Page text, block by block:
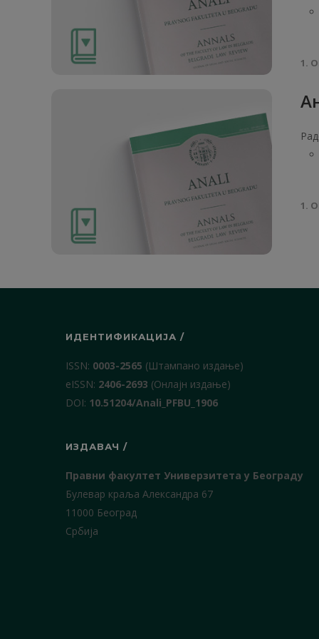
1.
1.
ИДЕНТИФИКАЦИЈА /
ISSN: 0003-2565 (Штампано издање)
еISSN: 2406-2693 (Онлајн издање)
DOI: 10.51204/Anali_PFBU_1906
ИЗДАВАЧ /
Правни факултет Универзитета у Београду
Булевар краља Александра 67
11000 Београд
Србија